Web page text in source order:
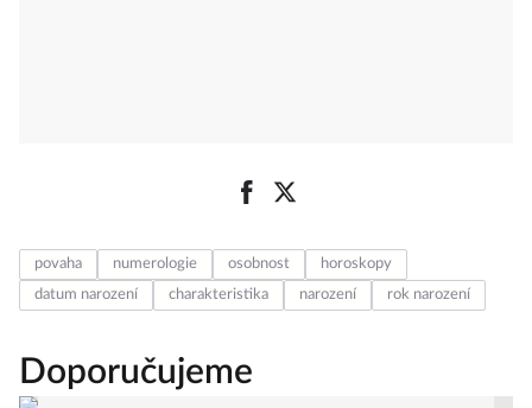
povaha numerologie osobnost
horoskopy
datum narození
charakteristika narození rok narození
Doporučujeme